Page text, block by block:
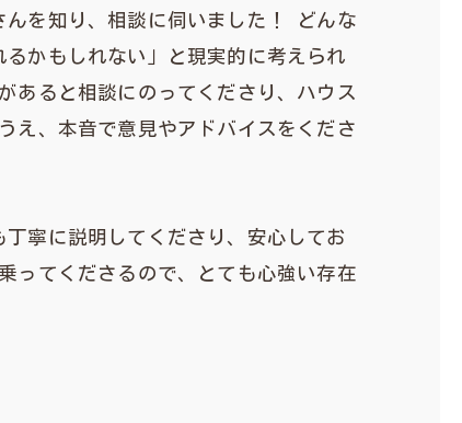
を知り、相談に伺いました！ どんな
かもしれない」と現実的に考えられ
あると相談にのってくださり、ハウス
え、本音で意見やアドバイスをくださ
寧に説明してくださり、安心してお
ってくださるので、とても心強い存在